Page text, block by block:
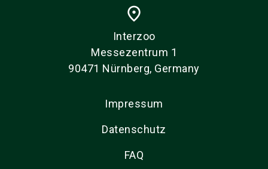
place
Interzoo
Messezentrum 1
90471 Nürnberg, Germany
Impressum
Datenschutz
FAQ